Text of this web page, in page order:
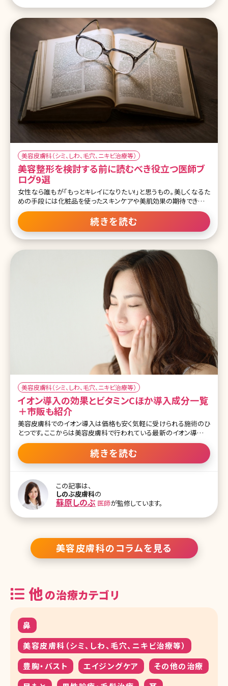
れているものは老人性色素斑(ろうじんせいしきそはん)といい、こちら
美容皮膚科（シミ、しわ、毛穴、ニキビ治療等）
美容整形を検討する前に読むべき役立つ医師ブ
ログ9選
女性なら誰もが「もっとキレイになりたい!」と思うもの。美しくなるた
めの手段には化粧品を使ったスキンケアや美肌効果の期待できるサ
プリメントなどいろいろありますが、こうした手段と一線を画した効果
が期待できるのが美容整形・美容医療の施術です。 美しくなるための
最終手段といってもいい美容医療ですが、効果、副作用やダウンタイ
ム、高額な料金に対する不安が大きいのも事実。このような不安を持
クリニックの医師のブログです。ここで美容整形を検討する前に読む
べき本当に役立つ医師ブログ10選を紹介します。 「美容外科開業医
の独り言」 みやた形成外科・皮ふクリニック・宮田成章医師 東京・虎
ノ門にある「みやた形成外科・皮ふクリニック」の院長・宮田成章医師
のブログ。自身が「業界ではマニアックな美容外科医・形成外科医と
続きを読む
美容皮膚科（シミ、しわ、毛穴、ニキビ治療等）
イオン導入の効果とビタミンCほか導入成分一覧
＋市販も紹介
美容皮膚科でのイオン導入は価格も安く気軽に受けられる施術のひ
とつです。ここからは美容皮膚科で行われている最新のイオン導入の
施術について詳しく説明していきます。 2-1.美容皮膚科のイオン導入
は何が違うの? ■マシンの性能が高い イオン導入はそれほど出力パ
ワーを上げる必要のない施術ですが、マシンそのものが高品質であ
なるようです。 ■医療機関でしか使えない成分を導入できる ビタミン
C誘導体やプラセンタは化粧品原料を販売しているショップで購入す
ることができますが、トランサミンのように医療機関でしか扱えない
成分もあります。クリニックならこのような、より効果が高い成分もイ
オン導入することが可能です。 2-2.イオン導入とエレクトロポーショ
続きを読む
この記事は、
しのぶ皮膚科の
蘇原しのぶ 医師が監修しています。
美容皮膚科のコラムを見る
他の治療カテゴリ
鼻
美容皮膚科（シミ、しわ、毛穴、ニキビ治療等）
豊胸・バスト
エイジングケア
その他の治療